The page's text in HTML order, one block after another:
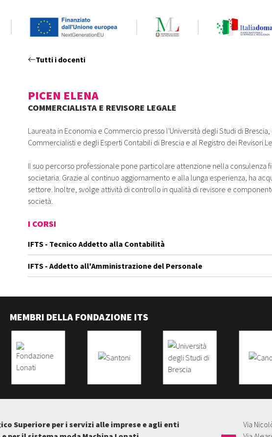
Tutti i docenti
PICEN ELENA
COMMERCIALISTA E REVISORE LEGALE
Laureata in Economia e Commercio presso l'Università degli Studi di
Commercialisti e degli Esperti Contabili di Brescia e al Registro dei Revisori
Il suo percorso professionale pone particolare attenzione nella consulenza
societaria. Grazie al continuo aggiornamento e alla lunga esperienza, ha
settore. Inoltre, svolge attività di controllo in qualità di revisore e
società.
I CORSI
IFTS - Tecnico Addetto alla Contabilità
IFTS - Addetto all'Amministrazione del Personale
MEMBRI DELLA FONDAZIONE ITS
Superiore per i servizi alle imprese e agli enti
Via